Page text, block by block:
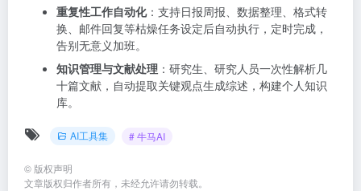
重复性工作自动化：支持日报周报、数据整理、格式转
换、邮件回复等枯燥任务设定后自动执行，定时完成，
告别无意义加班。
知识管理与文献处理 ：研究生、研究人员一次性解析几
十篇文献，自动提取关键观点生成综述，构建个人知识
库。
AI工具集 # 牛马AI
© 版权声明
文章版权归作者所有，未经允许请勿转载。